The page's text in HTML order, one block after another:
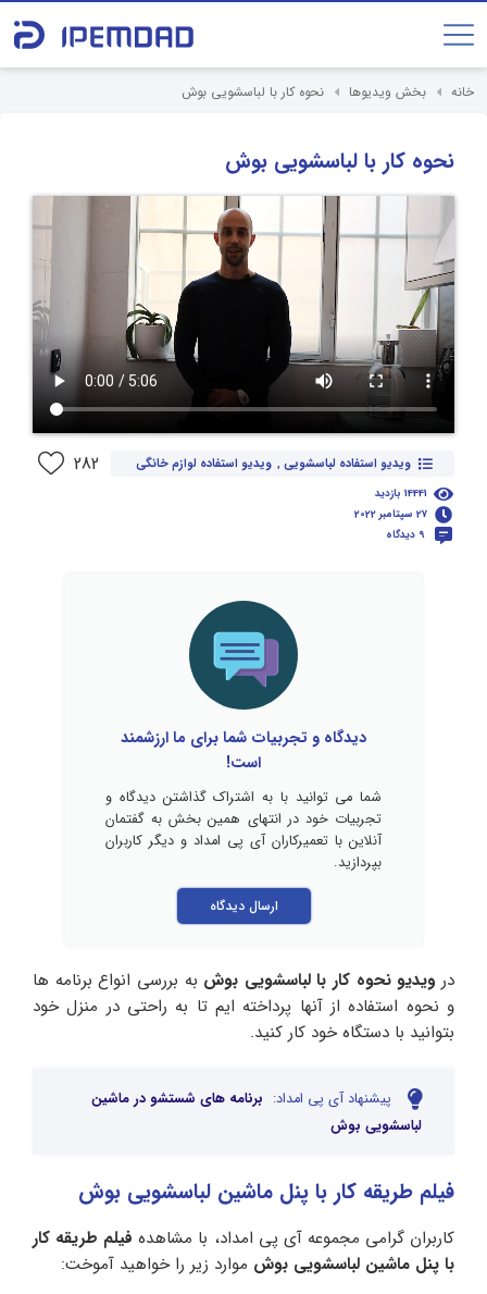
خانه بخش ویدیوها نحوه کار با لباسشویی بوش
نحوه کار با لباسشویی بوش
14441 بازدید
27 سپتامبر 2022
9 دیدگاه
ویدیو استفاده لباسشویی , ویدیو استفاده لوازم خانگی 282
دیدگاه و تجربیات شما برای ما ارزشمند
است!
شما می توانید با به اشتراک گذاشتن دیدگاه و
تجربیات خود در انتهای همین بخش به گفتمان
آنلاین با تعمیرکاران آی پی امداد و دیگر کاربران
بپردازید.
ارسال دیدگاه
در ویدیو نحوه کار با لباسشویی بوش به بررسی انواع برنامه ها
و نحوه استفاده از آنها پرداخته ایم تا به راحتی در منزل خود
بتوانید با دستگاه خود کار کنید.
پیشنهاد آی پی امداد: برنامه های شستشو در ماشین
لباسشویی بوش
فیلم طریقه کار با پنل ماشین لباسشویی بوش
کاربران گرامی مجموعه آی پی امداد، با مشاهده فیلم طریقه کار
با پنل ماشین لباسشویی بوش موارد زیر را خواهید آموخت: